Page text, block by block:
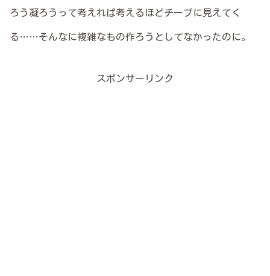
ろう凝ろうって考えれば考えるほどチープに見えてく
る……そんなに複雑なもの作ろうとしてなかったのに。
スポンサーリンク